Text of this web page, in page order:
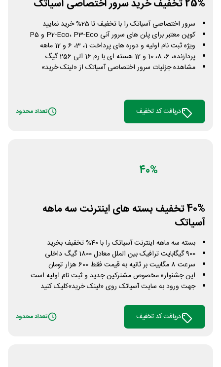
25% تخفیف خرید سرور اختصاصی آسیاتک
سرور اختصاصی آسیاتک را با تخفیف تا 25% خرید نمایید
کوپن معتبر برای پلن های سرور آنی P2-Eco، P3-Eco و P5
ویژه ثبت نام اولیه و دوره های پرداخت 1، 3، 6 و 12 ماهه
پردازنده، 6، 8، 10 و 12 هسته ای با رم 16 الی 256 گیگ
مشاهده جزئیات سرور اختصاصی آسیاتک از «لینک خرید»
دریافت کد تخفیف تعداد محدود
40%
40% تخفیف بسته های اینترنت سه ماهه
آسیاتک
بسته سه ماهه اینترنت آسیاتک را با 40% تخفیف بخرید
900 گیگابایت ترافیک بین الملل معادل 1800 گیگ داخلی
سرعت 8 مگابیت بر ثانیه به قیمت فقط 600 هزار تومان
این جشنواره مخصوص مشترکین جدید و ثبت نام اولیه است
جهت ورود به سایت آسیاتک روی «لینک خرید»کلیک کنید
دریافت کد تخفیف تعداد محدود